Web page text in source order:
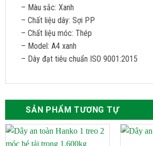
– Màu sắc: Xanh
– Chất liệu dây: Sợi PP
– Chất liệu móc: Thép
– Model: A4 xanh
– Dây đạt tiêu chuẩn ISO 9001:2015
SẢN PHẨM TƯƠNG TỰ